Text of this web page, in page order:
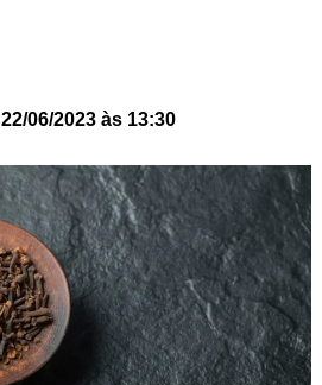
22/06/2023 às 13:30